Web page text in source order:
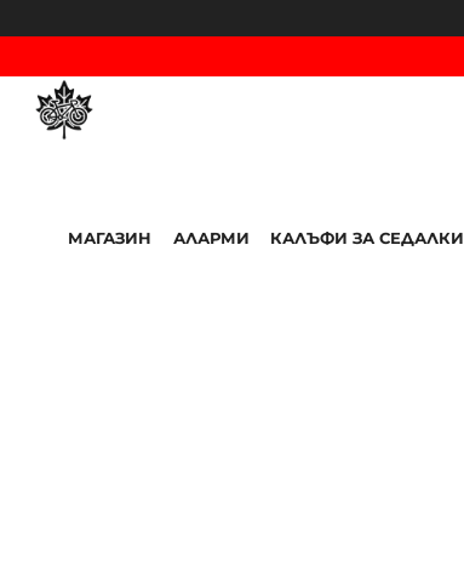
content
Menu
МАГАЗИН АЛАРМИ КАЛЪФИ ЗА СЕДАЛКИ